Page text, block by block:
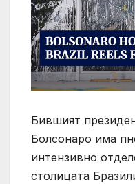
Бившият
Болсонаро има
интензивно
столицата